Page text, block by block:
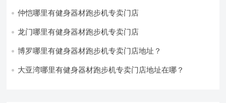
仲恺哪里有健身器材跑步机专卖门店
龙门哪里有健身器材跑步机专卖门店
博罗哪里有健身器材跑步机专卖门店地址？
大亚湾哪里有健身器材跑步机专卖门店地址在哪？